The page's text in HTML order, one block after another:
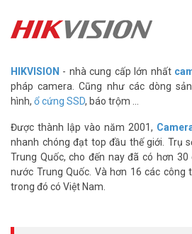
Tốc độ đọc tối đa lên tới 450 M / s, gấp 4
Được thiết kế với một lỗ treo, tạo ra các
riêng bạn.
Mở rộng dung lượng cho điện thoại di
Nó có thể kết nối với điện thoại Android,
các thiết bị khác thông qua cáp OTG.
Chống sốc
Sử dụng vật liệu đặc biệt để bảo vệ thiết
HIKVISION - nhà cung cấp lớn nhất
pháp camera. Cũng như các dòng
hình, ổ cứng SSD, báo trộm ...
Được thành lập vào năm 2001,
nhanh chóng đạt top đầu thế giới. Trụ
Trung Quốc, cho đến nay đã có hơn
nước Trung Quốc. Và hơn 16 các công
trong đó có Việt Nam.